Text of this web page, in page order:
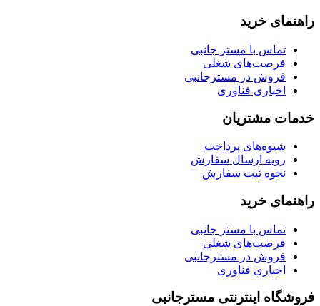
راهنمای خرید
تماس با مستر جانبی
فرصت‌های شغلی
فروش در مسترجانبی
اخباری فناوری
خدمات مشتریان
شیوه‌های پرداخت
رویه ارسال سفارش
نحوه ثبت سفارش
راهنمای خرید
تماس با مستر جانبی
فرصت‌های شغلی
فروش در مسترجانبی
اخباری فناوری
فروشگاه اینترنتی مسترجانبی